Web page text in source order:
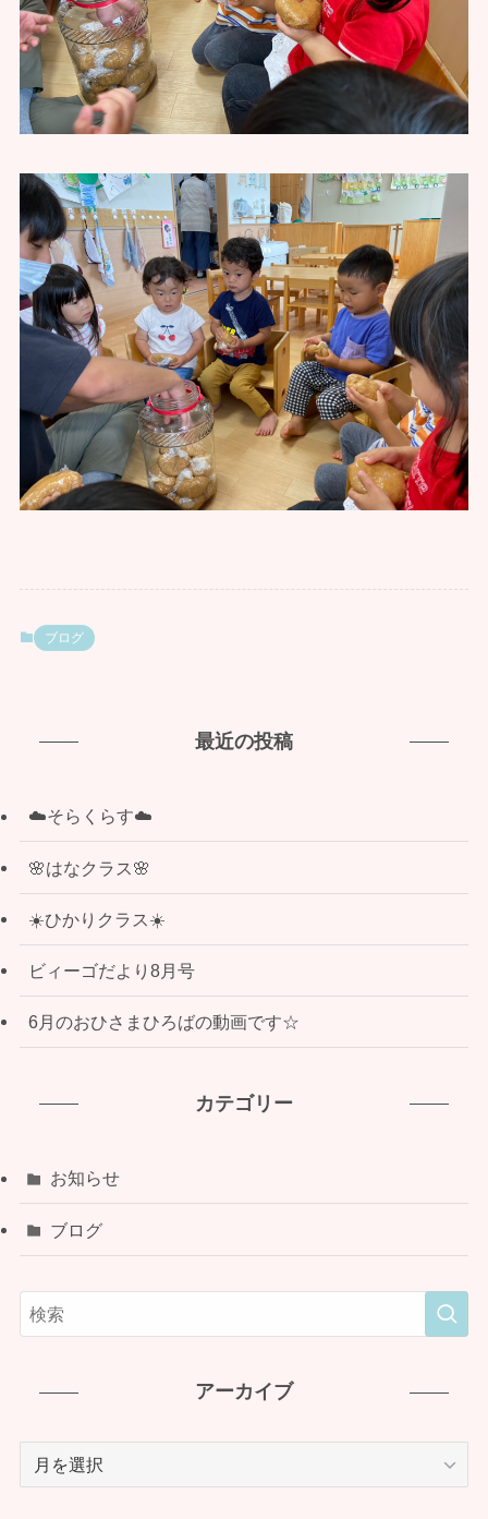
ブログ
最近の投稿
☁️そらくらす☁️
🌸はなクラス🌸
☀️ひかりクラス☀️
ビィーゴだより8月号
6月のおひさまひろばの動画です☆
カテゴリー
お知らせ
ブログ
アーカイブ